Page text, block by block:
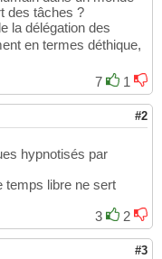
des tâches ?
la délégation des
en termes déthique,
7
1
#2
hypnotisés par
temps libre ne sert
3
2
#3